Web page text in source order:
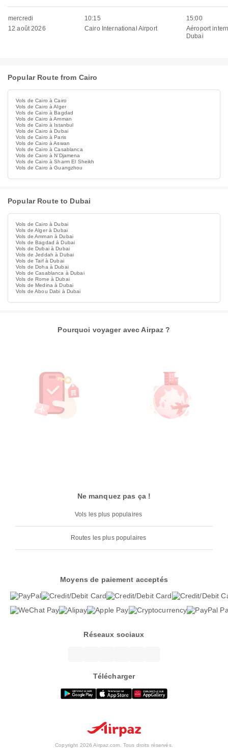
mercredi
12 août 2026
10:15
Cairo International Airport
15:00
Aéroport
Dubai
Popular Route from Cairo
Vols de Cairo à Cairo
Vols de Cairo à Alger
Vols de Cairo à Bagdad
Vols de Cairo à Amman
Vols de Cairo à Istanbul
Vols de Cairo à Dubai
Vols de Cairo à Paris
Vols de Cairo à Aswan
Vols de Cairo à Casablanca
Vols de Cairo à NʼDjamena
Vols de Cairo à Sharm El Sheikh
Vols de Cairo à Guangzhou
Popular Route to Dubai
Vols de Cairo à Dubai
Vols de Alger à Dubai
Vols de Amman à Dubai
Vols de Bagdad à Dubai
Vols de Dubai à Dubai
Vols de Jeddah à Dubai
Vols de Taif à Dubai
Vols de Doha à Dubai
Vols de Casablanca à Dubai
Vols de Rome à Dubai
Vols de Medina à Dubai
Vols de Abou Dabi à Dubai
Pourquoi voyager avec Airpaz ?
Ne manquez pas ça !
Vols les plus populaires
Routes les plus populaires
Moyens de paiement acceptés
Réseaux sociaux
Télécharger
Copyright 2026 Airpaz.com. Tous droits réservés.